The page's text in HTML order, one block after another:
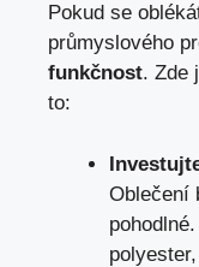
Pokud se
průmyslového
funkčnost. Zde
to:
Oblečení